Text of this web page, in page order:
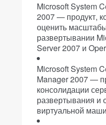
Microsoft System
2007 — продукт,
оценить
развертывании
Server 2007 и
Microsoft System
Manager 2007 —
консолидации
развертывания и
виртуальной